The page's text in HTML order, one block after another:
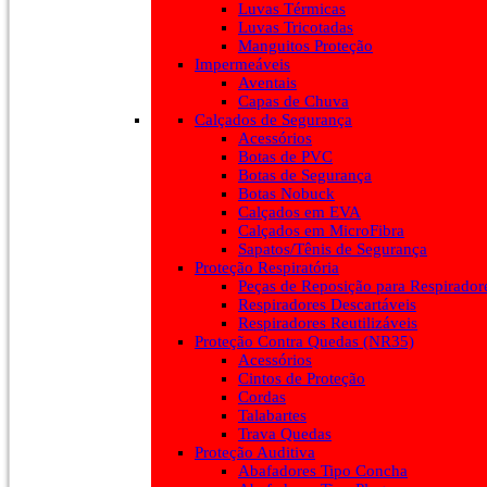
Luvas Térmicas
Luvas Tricotadas
Manguitos Proteção
Impermeáveis
Aventais
Capas de Chuva
Calçados de Segurança
Acessórios
Botas de PVC
Botas de Segurança
Botas Nobuck
Calçados em EVA
Calçados em MicroFibra
Sapatos/Tênis de Segurança
Proteção Respiratória
Peças de Reposição para
Respiradores Descartáveis
Respiradores Reutilizáveis
Proteção Contra Quedas (NR35)
Acessórios
Cintos de Proteção
Cordas
Talabartes
Trava Quedas
Proteção Auditiva
Abafadores Tipo Concha